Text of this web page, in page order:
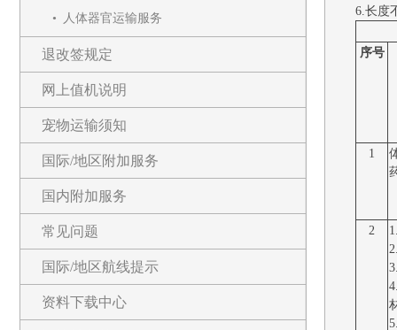
人体器官运输服务
退改签规定
网上值机说明
宠物运输须知
国际/地区附加服务
国内附加服务
常见问题
国际/地区航线提示
资料下载中心
6.长度
序号
1
2